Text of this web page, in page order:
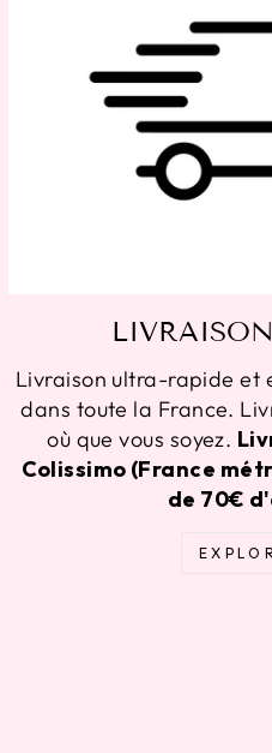
Livraison ultra-rapide et
dans toute la France.
où que vous soyez.
Colissimo (France
de 70€